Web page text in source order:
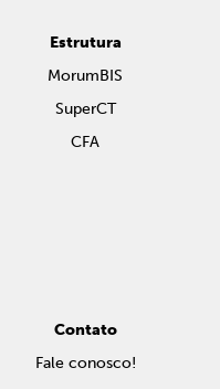
Estrutura
MorumBIS
SuperCT
CFA
Contato
Fale conosco!